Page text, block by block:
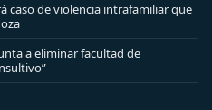
caso de violencia intrafamiliar que
a eliminar facultad de